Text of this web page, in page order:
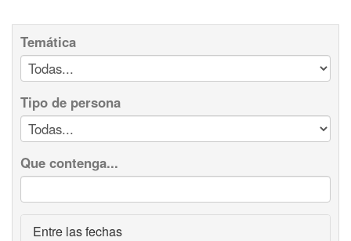
Temática
Tipo de persona
Que contenga...
Entre las fechas